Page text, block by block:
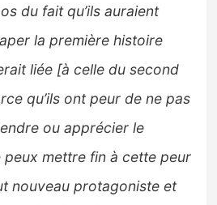
du fait qu’ils auraient
la première histoire
liée [à celle du second
qu’ils ont peur de ne pas
ou apprécier le
peux mettre fin à cette peur
nouveau protagoniste et